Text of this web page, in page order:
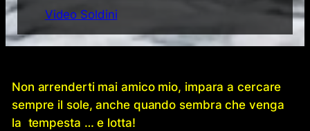
Video Soldini
Non arrenderti mai amico mio, impara a cercare
sempre il sole, anche quando sembra che venga
la tempesta … e lotta!